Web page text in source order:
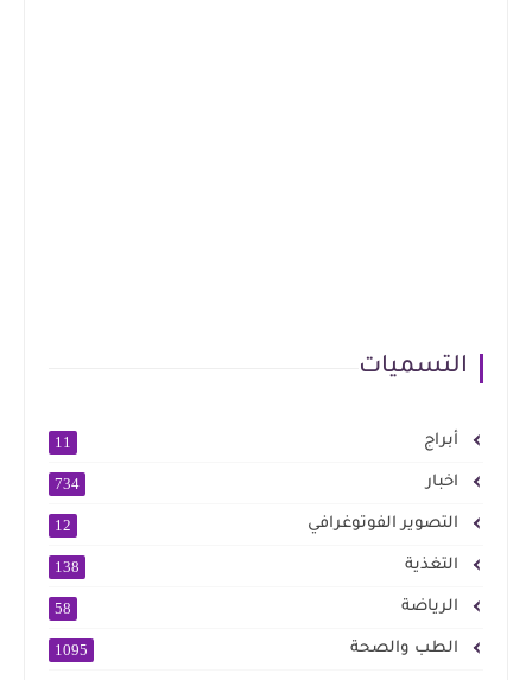
التسميات
أبراج 11
اخبار 734
التصوير الفوتوغرافي 12
التغذية 138
الرياضة 58
الطب والصحة 1095